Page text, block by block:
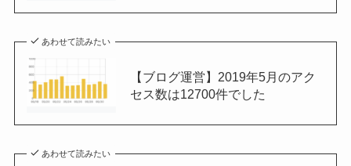
あわせて読みたい
【ブログ運営】2019年5月のアク
セス数は12700件でした
あわせて読みたい